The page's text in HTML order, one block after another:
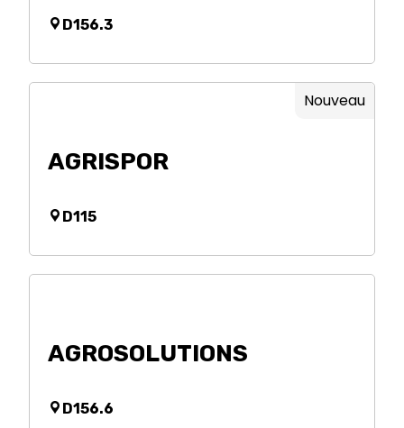
D156.3
AGRISPOR
D115
Nouveau
AGROSOLUTIONS
D156.6